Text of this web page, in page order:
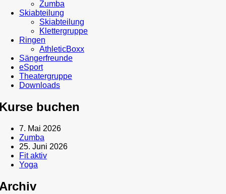
Zumba
Skiabteilung
Skiabteilung
Klettergruppe
Ringen
AthleticBoxx
Sängerfreunde
eSport
Theatergruppe
Downloads
buchen
7. Mai 2026
Zumba
25. Juni 2026
Fit aktiv
Yoga